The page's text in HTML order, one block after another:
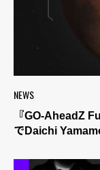
NEWS
『GO-AheadZ
でDaichi